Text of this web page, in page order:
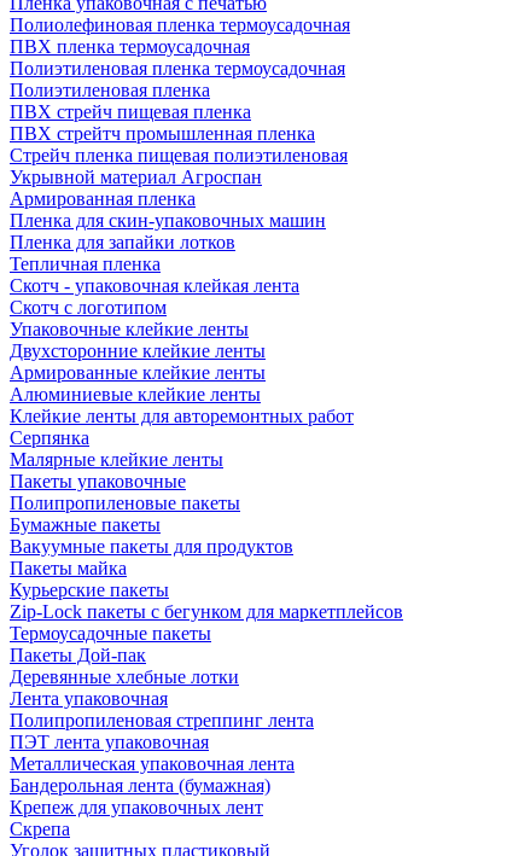
Полиолефиновая пленка термоусадочная
ПВХ пленка термоусадочная
Полиэтиленовая пленка термоусадочная
Полиэтиленовая пленка
ПВХ стрейч пищевая пленка
ПВХ стрейтч промышленная пленка
Стрейч пленка пищевая полиэтиленовая
Укрывной материал Агроспан
Армированная пленка
Пленка для скин-упаковочных машин
Пленка для запайки лотков
Тепличная пленка
Скотч - упаковочная клейкая лента
Скотч с логотипом
Упаковочные клейкие ленты
Двухсторонние клейкие ленты
Армированные клейкие ленты
Алюминиевые клейкие ленты
Клейкие ленты для авторемонтных работ
Серпянка
Малярные клейкие ленты
Пакеты упаковочные
Полипропиленовые пакеты
Бумажные пакеты
Вакуумные пакеты для продуктов
Пакеты майка
Курьерские пакеты
Zip-Lock пакеты с бегунком для маркетплейсов
Термоусадочные пакеты
Пакеты Дой-пак
Деревянные хлебные лотки
Лента упаковочная
Полипропиленовая стреппинг лента
ПЭТ лента упаковочная
Металлическая упаковочная лента
Бандерольная лента (бумажная)
Крепеж для упаковочных лент
Скрепа
Уголок защитных пластиковый